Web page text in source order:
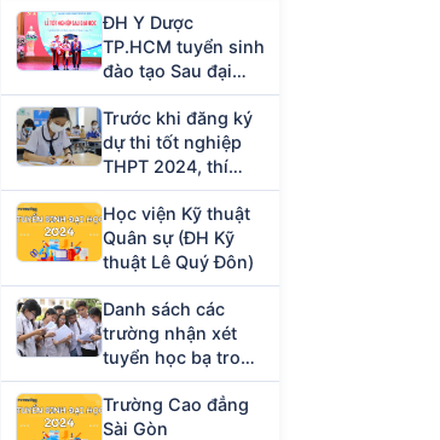
ĐH Y Dược
TP.HCM tuyển sinh
đào tạo Sau đại
học năm 2023
Trước khi đăng ký
dự thi tốt nghiệp
THPT 2024, thí
sinh cần chuẩn bị
giấy tờ gì?
Học viện Kỹ thuật
Quân sự (ĐH Kỹ
thuật Lê Quý Đôn)
Danh sách các
trường nhận xét
tuyển học bạ trong
tháng 4/2024
Trường Cao đẳng
Sài Gòn